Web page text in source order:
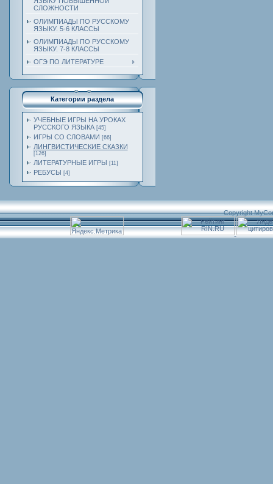
СЛОЖНОСТИ
ОЛИМПИАДЫ ПО РУССКОМУ
ЯЗЫКУ. 5-6 КЛАССЫ
ОЛИМПИАДЫ ПО РУССКОМУ
ЯЗЫКУ. 7-8 КЛАССЫ
ОГЭ ПО ЛИТЕРАТУРЕ
Категории раздела
УЧЕБНЫЕ ИГРЫ НА УРОКАХ
РУССКОГО ЯЗЫКА [45]
ИГРЫ СО СЛОВАМИ [66]
ЛИНГВИСТИЧЕСКИЕ СКАЗКИ
[126]
ЛИТЕРАТУРНЫЕ ИГРЫ [11]
РЕБУСЫ [4]
Copyright